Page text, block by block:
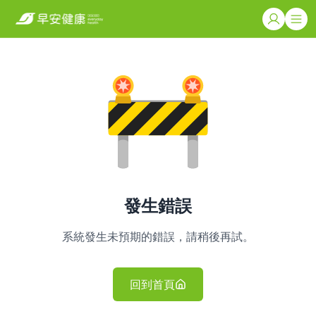
發生錯誤
系統發生未預期的錯誤，請稍後再試。
回到首頁